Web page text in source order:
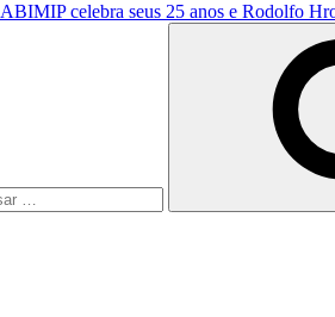
ABIMIP celebra seus 25 anos e Rodolfo